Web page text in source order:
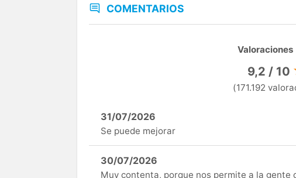
COMENTARIOS
9,2 / 10
(171.192
31/07/2026
Se puede mejorar
30/07/2026
Muy contenta, porque nos permite a la gente